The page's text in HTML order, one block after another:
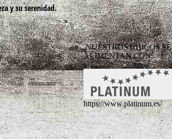
y su serenidad.
NUESTROS CHICOS SE
ALIMENTAN CON:
https://www.platinum.es/